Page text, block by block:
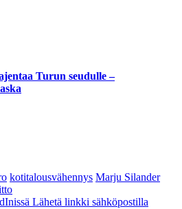
Turun seudulle –
kotitalousvähennys Marju Silander
Lähetä linkki sähköpostilla